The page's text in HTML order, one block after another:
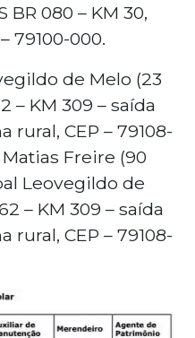
BR 080 – KM 30,
79100-000.
de Melo (23
– KM 309 – saída
rural, CEP – 79108-
Freire (90
Leovegildo de
– KM 309 – saída
rural, CEP – 79108-